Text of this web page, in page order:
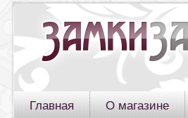
Главная О магазине